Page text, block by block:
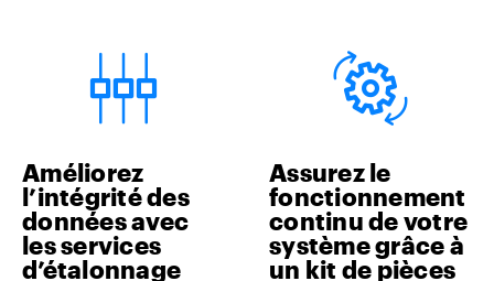
Améliorez
l’intégrité des
données avec
les services
d’étalonnage
Assurez le
fonctionnement
continu de votre
système grâce à
un kit de pièces